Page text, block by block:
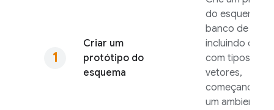
Criar um
protótipo do
esquema
do esquema
banco de
incluindo
com tipos de
vetores,
começando
um ambiente